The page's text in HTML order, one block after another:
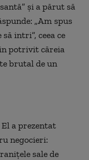
şi a părut să
„Am spus
intri”, ceea ce
potrivit căreia
brutal de un
a prezentat
negocieri:
sale de